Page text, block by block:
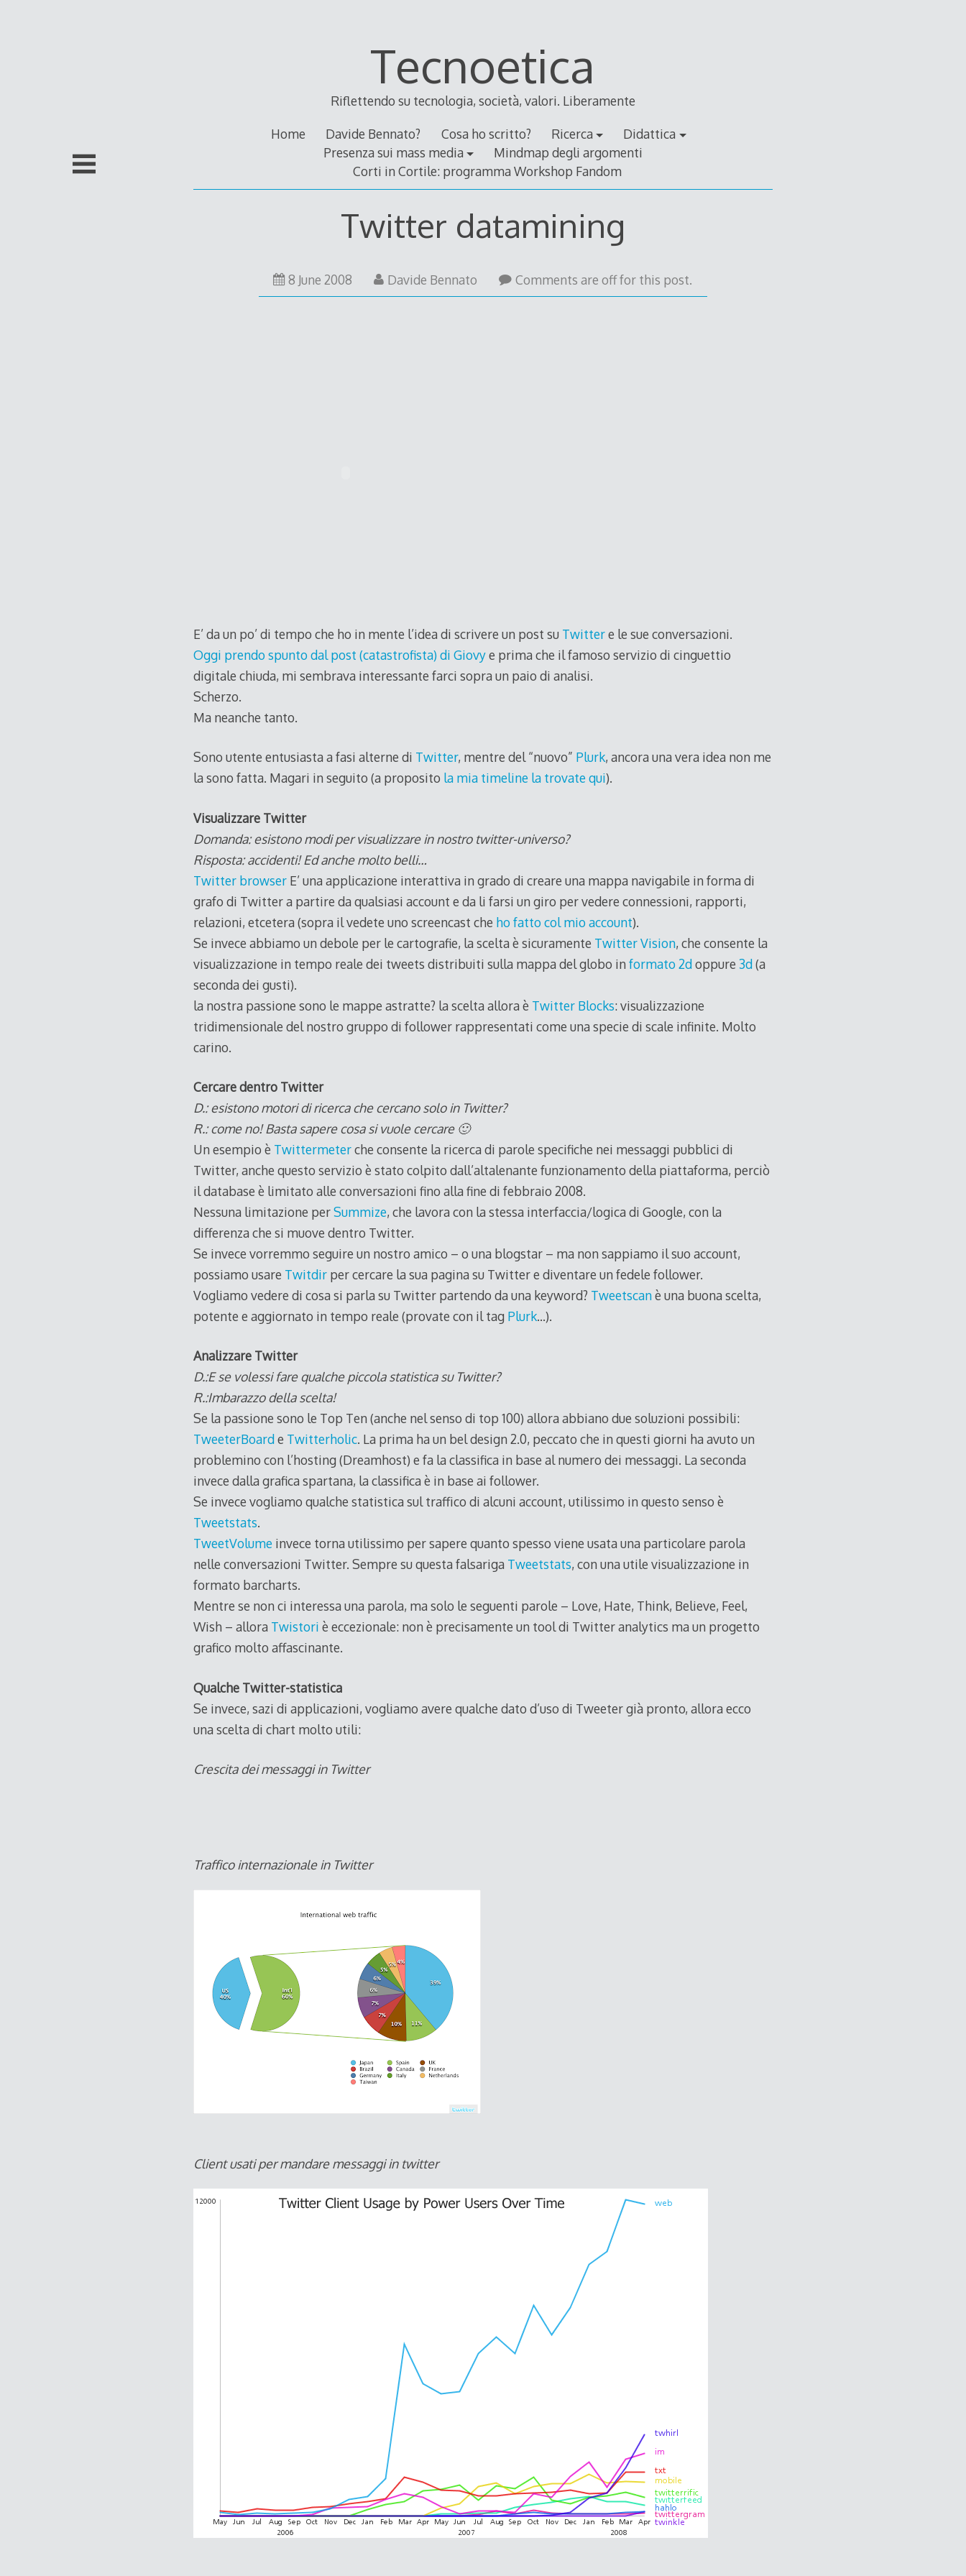
Tecnoetica
Riflettendo su tecnologia, società, valori. Liberamente
Home Davide Bennato? Cosa ho scritto? Ricerca
Didattica
Presenza sui mass media
Mindmap degli argomenti
Corti in Cortile: programma Workshop Fandom
Twitter datamining
8 June 2008
June
Davide Bennato Comments are off for this post.
E’ da un po’ di tempo che ho in mente l’idea di scrivere un post su Twittere le sue conversazioni.
Oggi prendo spunto dal post (catastrofista) di Giovye prima che il famoso servizio di cinguettio
digitale chiuda, mi sembrava interessante farci sopra un paio di analisi.
Scherzo.
Ma neanche tanto.
Sono utente entusiasta a fasi alterne di Twitter, mentre del “nuovo” Plurk, ancora una vera idea non me
la sono fatta. Magari in seguito (a proposito la mia timeline la trovate qui).
Visualizzare Twitter
Domanda: esistono modi per visualizzare in nostro twitter-universo?
Risposta: accidenti! Ed anche molto belli…
Twitter browserE’ una applicazione interattiva in grado di creare una mappa navigabile in forma di
grafo di Twitter a partire da qualsiasi account e da li farsi un giro per vedere connessioni, rapporti,
relazioni, etcetera (sopra il vedete uno screencast che ho fatto col mio account).
Se invece abbiamo un debole per le cartografie, la scelta è sicuramente Twitter Vision, che consente la
visualizzazione in tempo reale dei tweets distribuiti sulla mappa del globo informato 2doppure 3d(a
seconda dei gusti).
la nostra passione sono le mappe astratte? la scelta allora è Twitter Blocks: visualizzazione
tridimensionale del nostro gruppo di follower rappresentati come una specie di scale infinite. Molto
carino.
Cercare dentro Twitter
D.: esistono motori di ricerca che cercano solo in Twitter?
R.: come no! Basta sapere cosa si vuole cercare 🙂
Un esempio è Twittermeterche consente la ricerca di parole specifiche nei messaggi pubblici di
Twitter, anche questo servizio è stato colpito dall’altalenante funzionamento della piattaforma, perciò
il database è limitato alle conversazioni fino alla fine di febbraio 2008.
Nessuna limitazione perSummize, che lavora con la stessa interfaccia/logica di Google, con la
differenza che si muove dentro Twitter.
Se invece vorremmo seguire un nostro amico – o una blogstar – ma non sappiamo il suo account,
possiamo usare Twitdirper cercare la sua pagina su Twitter e diventare un fedele follower.
Vogliamo vedere di cosa si parla su Twitter partendo da una keyword? Tweetscanè una buona scelta,
potente e aggiornato in tempo reale (provate con il tag Plurk…).
Analizzare Twitter
D.:E se volessi fare qualche piccola statistica su Twitter?
R.:Imbarazzo della scelta!
Se la passione sono le Top Ten (anche nel senso di top 100) allora abbiano due soluzioni possibili:
TweeterBoarde Twitterholic. La prima ha un bel design 2.0, peccato che in questi giorni ha avuto un
problemino con l’hosting (Dreamhost) e fa la classifica in base al numero dei messaggi. La seconda
invece dalla grafica spartana, la classifica è in base ai follower.
Se invece vogliamo qualche statistica sul traffico di alcuni account, utilissimo in questo senso è
Tweetstats.
TweetVolumeinvece torna utilissimo per sapere quanto spesso viene usata una particolare parola
nelle conversazioni Twitter. Sempre su questa falsariga Tweetstats, con una utile visualizzazione in
formato barcharts.
Mentre se non ci interessa una parola, ma solo le seguenti parole – Love, Hate, Think, Believe, Feel,
Wish – allora Twistori è eccezionale: non è precisamente un tool di Twitter analytics ma un progetto
grafico molto affascinante.
Qualche Twitter-statistica
Se invece, sazi di applicazioni, vogliamo avere qualche dato d’uso di Tweeter già pronto, allora ecco
una scelta di chart molto utili:
Crescita dei messaggi in Twitter
Traffico internazionale in Twitter
Client usati per mandare messaggi in twitter